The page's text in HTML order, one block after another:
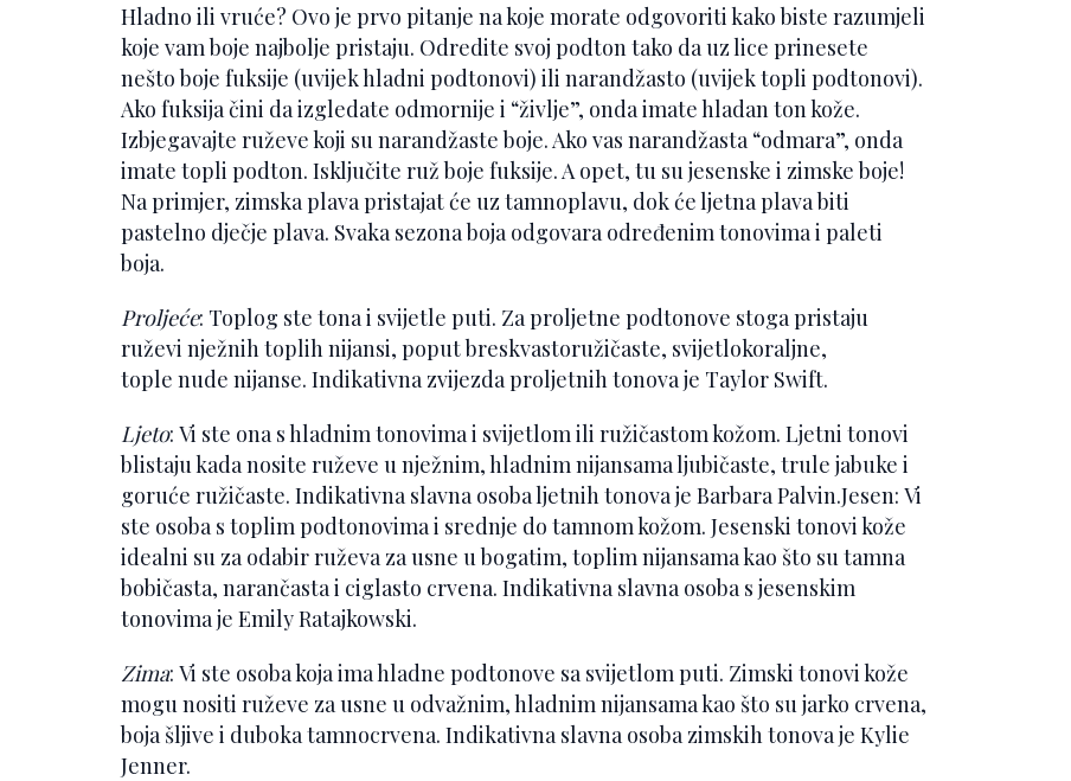
Hladno ili vruće? Ovo je prvo pitanje na koje morate odgovoriti kako biste razumjeli
koje vam boje najbolje pristaju. Odredite svoj podton tako da uz lice prinesete
nešto boje fuksije (uvijek hladni podtonovi) ili narandžasto (uvijek topli podtonovi).
Ako fuksija čini da izgledate odmornije i “življe”, onda imate hladan ton kože.
Izbjegavajte ruževe koji su narandžaste boje. Ako vas narandžasta “odmara”, onda
imate topli podton. Isključite ruž boje fuksije. A opet, tu su jesenske i zimske boje!
Na primjer, zimska plava pristajat će uz tamnoplavu, dok će ljetna plava biti
pastelno dječje plava. Svaka sezona boja odgovara određenim tonovima i paleti
boja.
Proljeće: Toplog ste tona i svijetle puti. Za proljetne podtonove stoga pristaju
ruževi nježnih toplih nijansi, poput breskvastoružičaste, svijetlokoraljne,
tople nude nijanse. Indikativna zvijezda proljetnih tonova je Taylor Swift.
Ljeto: Vi ste ona s hladnim tonovima i svijetlom ili ružičastom kožom. Ljetni tonovi
blistaju kada nosite ruževe u nježnim, hladnim nijansama ljubičaste, trule jabuke i
goruće ružičaste. Indikativna slavna osoba ljetnih tonova je Barbara Palvin.Jesen: Vi
ste osoba s toplim podtonovima i srednje do tamnom kožom. Jesenski tonovi kože
idealni su za odabir ruževa za usne u bogatim, toplim nijansama kao što su tamna
bobičasta, narančasta i ciglasto crvena. Indikativna slavna osoba s jesenskim
tonovima je Emily Ratajkowski.
Zima: Vi ste osoba koja ima hladne podtonove sa svijetlom puti. Zimski tonovi kože
mogu nositi ruževe za usne u odvažnim, hladnim nijansama kao što su jarko crvena,
boja šljive i duboka tamnocrvena. Indikativna slavna osoba zimskih tonova je Kylie
Jenner.